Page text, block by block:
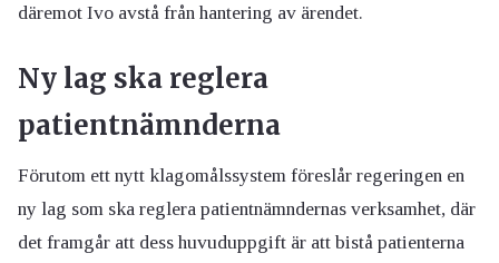
däremot Ivo avstå från hantering av ärendet.
Ny lag ska reglera
patientnämnderna
Förutom ett nytt klagomålssystem föreslår regeringen en
ny lag som ska reglera patientnämndernas verksamhet, där
det framgår att dess huvuduppgift är att bistå patienterna